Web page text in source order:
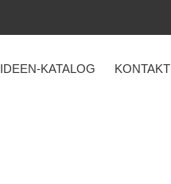
IDEEN-KATALOG KONTAKT